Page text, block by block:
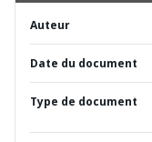
Auteur
Date du document
Type de document